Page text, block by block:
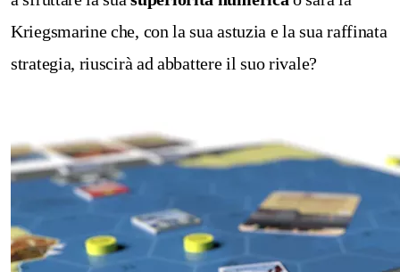
Kriegsmarine che, con la sua astuzia e la sua raffinata
strategia, riuscirà ad abbattere il suo rivale?